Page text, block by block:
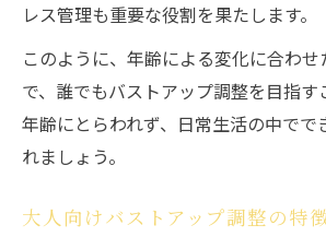
レス管理も重要な役割を果たします。
このように、年齢による変化に合わせ
で、誰でもバストアップ調整を目指す
年齢にとらわれず、日常生活の中でで
れましょう。
大人向けバストアップ調整の特